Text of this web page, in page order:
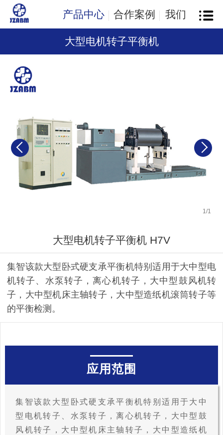
产品中心 合作案例 我们
大型电机转子平衡机
1 /1
大型电机转子平衡机 H7V
集智该款大型卧式硬支承平衡机特别适用于大中型电
机转子、水泵转子，离心机转子，大中型鼓风机转
子，大中型机床主轴转子，大中型造纸机滚筒转子等
的平衡检测。
应用范围
集智该款大型卧式硬支承平衡机特别适用于大中
型电机转子、水泵转子，离心机转子，大中型鼓
风机转子，大中型机床主轴转子，大中型造纸机